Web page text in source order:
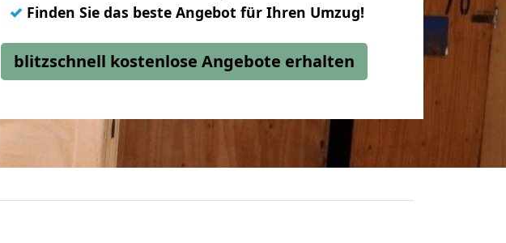
✓ Finden Sie das beste Angebot für Ihren Umzug!
blitzschnell kostenlose Angebote erhalten